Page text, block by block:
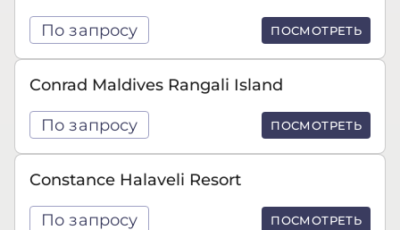
По запросу ПОСМОТРЕТЬ
Conrad Maldives Rangali Island
По запросу ПОСМОТРЕТЬ
Constance Halaveli Resort
По запросу ПОСМОТРЕТЬ